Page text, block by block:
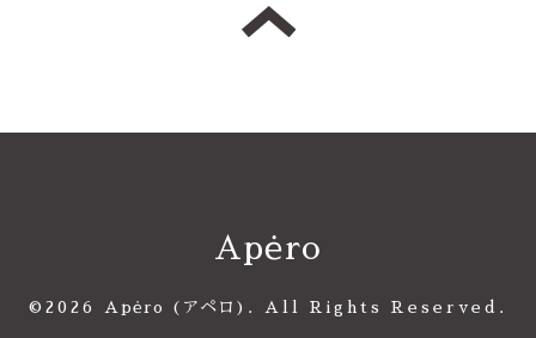
Apėro
©2026 Apėro (アペロ) . All Rights Reserved.